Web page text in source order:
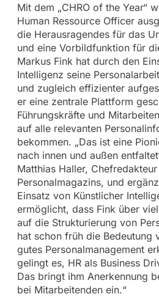
Mit dem „CHRO of the Year“
Human Ressource Officer
die Herausragendes für das
und eine Vorbildfunktion für
Markus Fink hat durch den
Intelligenz seine
und zugleich effizienter
er eine zentrale Plattform
Führungskräfte und
auf alle relevanten
bekommen. „Das ist eine
nach innen und außen
Matthias Haller,
Personalmagazins, und
Einsatz von Künstlicher
ermöglicht, dass Fink über
auf die Strukturierung von
hat schon früh die Bedeutung
gutes Personalmanagement
gelingt es, HR als Business
Das bringt ihm Anerkennung
bei Mitarbeitenden ein.“